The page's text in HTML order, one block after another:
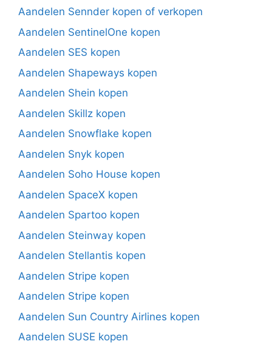
Aandelen Sennder kopen of verkopen
Aandelen SentinelOne kopen
Aandelen SES kopen
Aandelen Shapeways kopen
Aandelen Shein kopen
Aandelen Skillz kopen
Aandelen Snowflake kopen
Aandelen Snyk kopen
Aandelen Soho House kopen
Aandelen SpaceX kopen
Aandelen Spartoo kopen
Aandelen Steinway kopen
Aandelen Stellantis kopen
Aandelen Stripe kopen
Aandelen Stripe kopen
Aandelen Sun Country Airlines kopen
Aandelen SUSE kopen